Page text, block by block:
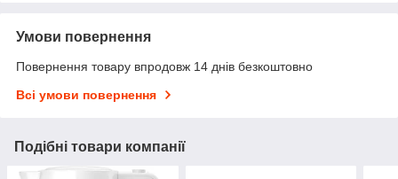
Умови повернення
Повернення товару впродовж 14 днів безкоштовно
Всі умови повернення
Подібні товари компанії